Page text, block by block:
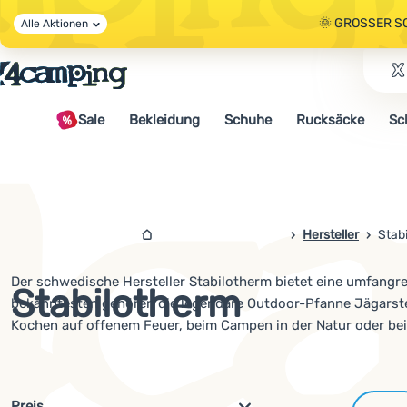
🌞 GROSSER
🤫 - 10 % AUF
🌞 GROSSER
Alle Aktionen
Sale Bekleidung Schuhe Rucksäcke
4campingshop.de
Hersteller
Stabilotherm
Der schwedische Hersteller Stabilotherm bietet eine
bekanntesten gehören die legendäre Outdoor-Pfanne
Kochen auf offenem Feuer, beim Campen in der Natur oder